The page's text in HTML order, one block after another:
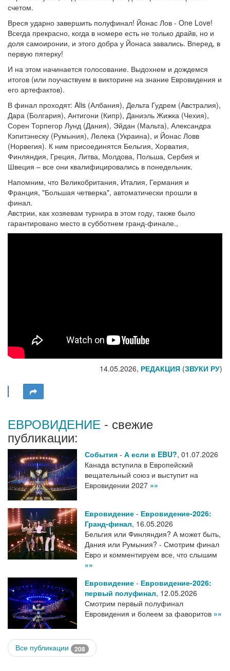
счетом.
Вреся ударно завершить полуфинал! Йонас Лов - One Love!
Всегда прекрасно, когда в номере есть не только драйв, но и
доля самоиронии, и этого добра у Йонаса завались. Вперед, в
первую пятерку!
И на этом начинается голосование. Выдохнем и дождемся
итогов (или поучаствуем в викторине на знание Евровидения и
его артефактов).
В финал проходят: Alis (Албания), Дельта Гудрем (Австралия),
Дара (Болгария), Антигони (Кипр), Даниэль Жижка (Чехия),
Сорен Торпегор Лунд (Дания), Эйдан (Мальта), Александра
Кэпитэнеску (Румыния), Лелека (Украина), и Йонас Ловв
(Норвегия). К ним присоединятся Бельгия, Хорватия,
Финляндия, Греция, Литва, Молдова, Польша, Сербия и
Швеция – все они квалифицировались в понедельник.
Напомним, что Великобритания, Италия, Германия и
Франция, "Большая четверка", автоматически прошли в
финал.
Австрии, как хозяевам турнира в этом году, также было
гарантировано место в субботнем гранд-финале.,
14.05.2026, РЕДАКЦИЯ (ЗВУКИ РУ)
ЕВРОВИДЕНИЕ - свежие
публикации:
События - А если в EBU?, 01.07.2026
Канада вступила в Европейский
вещательный союз и выступит на
Евровидении 2027 »»
Евровидение - Евровидение-2026:
Гранд-финал, 16.05.2026
Бельгия или Финляндия? А может быть,
Дания или Румыния? - Смотрим финал
Евро и комментируем все, что слышим
»»
Евровидение - Евровидение-2026:
первый полуфинал, 12.05.2026
Смотрим первый полуфинал
Евровидения и болеем за фаворитов »»
Все публикации 208